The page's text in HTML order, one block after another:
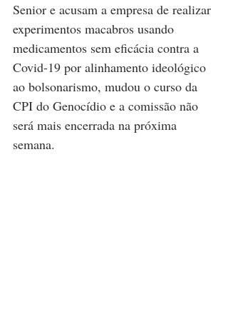
Senior e acusam a empresa de realizar
experimentos macabros usando
medicamentos sem eficácia contra a
Covid-19 por alinhamento ideológico
ao bolsonarismo, mudou o curso da
CPI do Genocídio e a comissão não
será mais encerrada na próxima
semana.